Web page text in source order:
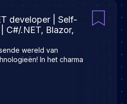
developer | Self-
C#/.NET, Blazor,
wereld van
In het charma